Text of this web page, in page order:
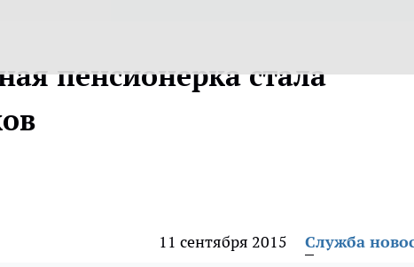
пенсионерка стала
11 сентября 2015 Служба